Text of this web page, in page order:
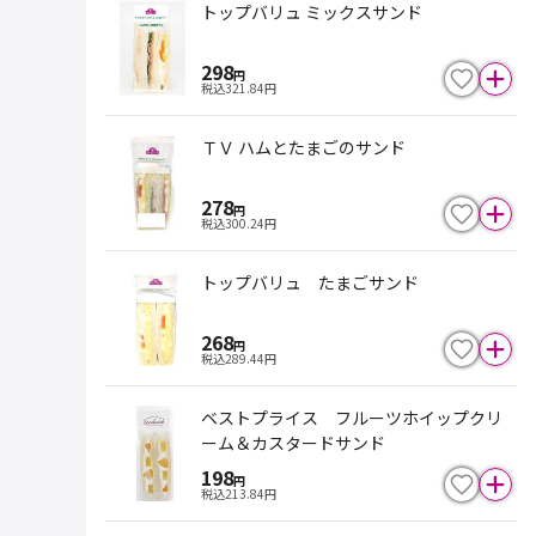
トップバリュ ミックスサンド
298円
税込321.84円
ＴＶ ハムとたまごのサンド
278円
税込300.24円
トップバリュ たまごサンド
268円
税込289.44円
ベストプライス フルーツホイップクリ
ーム＆カスタードサンド
198円
税込213.84円